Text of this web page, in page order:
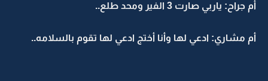
أم جراح: ياربي صارت 3 الفير ومحد طلع..
أم مشاري: ادعي لها وأنا أختج ادعي لها تقوم بالسلامه..